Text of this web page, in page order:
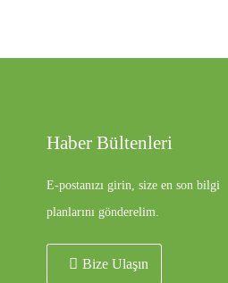
Haber Bültenleri
E-postanızı girin, size en son bilgi
planlarını gönderelim.
Bize Ulaşın